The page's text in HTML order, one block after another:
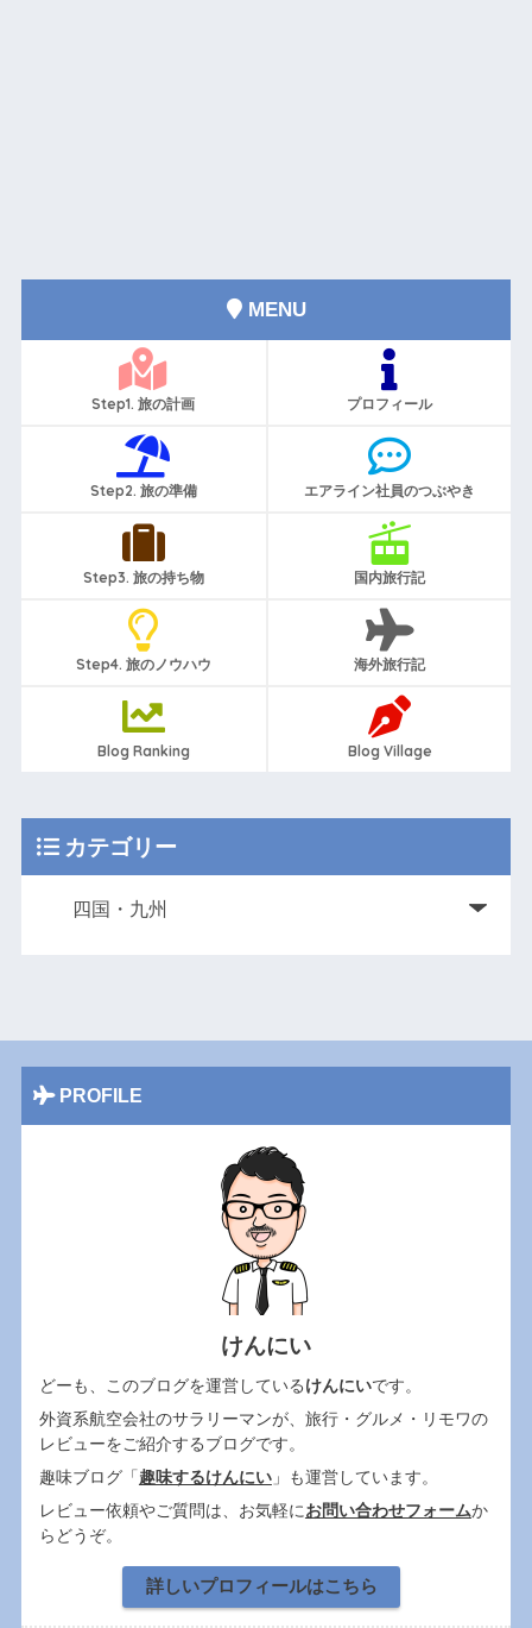
MENU
Step1. 旅の計画 プロフィール
Step2. 旅の準備 エアライン社員のつぶやき
Step3. 旅の持ち物 国内旅行記
Step4. 旅のノウハウ 海外旅行記
Blog Ranking Blog Village
カテゴリー
PROFILE
けんにい
どーも、このブログを運営しているけんにいです。
外資系航空会社のサラリーマンが、旅行・グルメ・リモワの
レビューをご紹介するブログです。
趣味ブログ「趣味するけんにい」も運営しています。
レビュー依頼やご質問は、お気軽にお問い合わせフォームか
らどうぞ。
詳しいプロフィールはこちら